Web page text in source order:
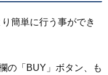
簡単に行う事ができ
の「BUY」ボタン、も